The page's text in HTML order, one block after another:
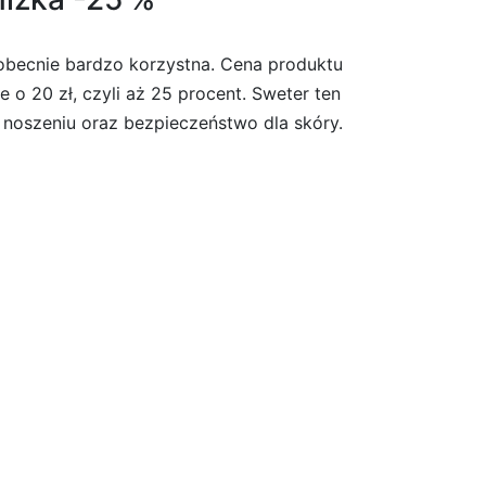
bardzo korzystna. Cena produktu
o 20 zł, czyli aż 25 procent. Sweter ten
oraz bezpieczeństwo dla skóry.